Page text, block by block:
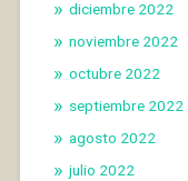
diciembre 2022
noviembre 2022
octubre 2022
septiembre 2022
agosto 2022
julio 2022